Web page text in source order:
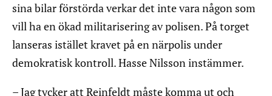
sina bilar förstörda verkar det inte vara någon som
vill ha en ökad militarisering av polisen. På torget
lanseras istället kravet på en närpolis under
demokratisk kontroll. Hasse Nilsson instämmer.
– Jag tycker att Reinfeldt måste komma ut och